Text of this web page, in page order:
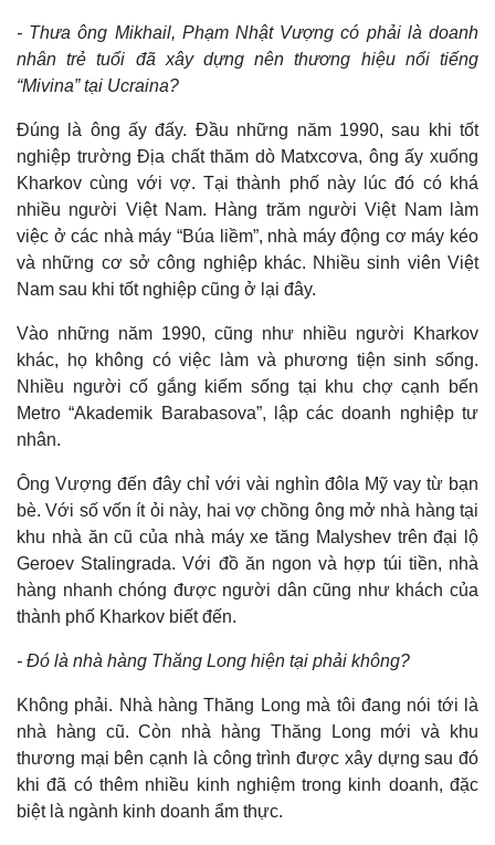
Thế giới
Quan sát
Cuộc sống đó đây
Hồ sơ
Multimedia
Video
Ảnh
E-Magazine
Infographic
- Thưa ông Mikhail, Phạm Nhật Vượng có phải là doanh
nhân trẻ tuổi đã xây dựng nên thương hiệu nổi tiếng
“Mivina” tại Ucraina?
Đúng là ông ấy đấy. Đầu những năm 1990, sau khi tốt
nghiệp trường Địa chất thăm dò Matxcơva, ông ấy xuống
Kharkov cùng với vợ. Tại thành phố này lúc đó có khá
nhiều người Việt Nam. Hàng trăm người Việt Nam làm
việc ở các nhà máy “Búa liềm”, nhà máy động cơ máy kéo
và những cơ sở công nghiệp khác. Nhiều sinh viên Việt
Nam sau khi tốt nghiệp cũng ở lại đây.
Vào những năm 1990, cũng như nhiều người Kharkov
khác, họ không có việc làm và phương tiện sinh sống.
Nhiều người cố gắng kiếm sống tại khu chợ cạnh bến
Metro “Akademik Barabasova”, lập các doanh nghiệp tư
nhân.
Ông Vượng đến đây chỉ với vài nghìn đôla Mỹ vay từ bạn
bè. Với số vốn ít ỏi này, hai vợ chồng ông mở nhà hàng tại
khu nhà ăn cũ của nhà máy xe tăng Malyshev trên đại lộ
Geroev Stalingrada. Với đồ ăn ngon và hợp túi tiền, nhà
hàng nhanh chóng được người dân cũng như khách của
thành phố Kharkov biết đến.
- Đó là nhà hàng Thăng Long hiện tại phải không?
Không phải. Nhà hàng Thăng Long mà tôi đang nói tới là
nhà hàng cũ. Còn nhà hàng Thăng Long mới và khu
thương mại bên cạnh là công trình được xây dựng sau đó
khi đã có thêm nhiều kinh nghiệm trong kinh doanh, đặc
biệt là ngành kinh doanh ẩm thực.